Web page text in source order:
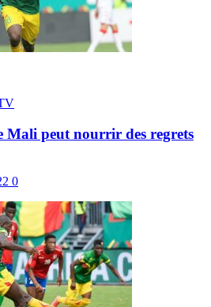
Mali peut nourrir des regrets
0